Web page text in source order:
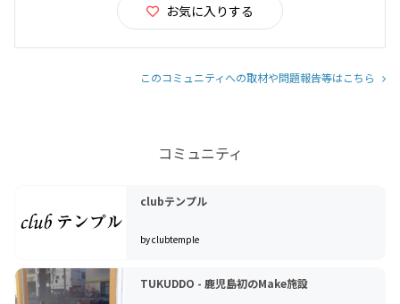
お気に入りする
このコミュニティへの取材や問題報告等はこちら
コミュニティ
clubテンプル
by clubtemple
TUKUDDO - 鹿児島初のMake施設